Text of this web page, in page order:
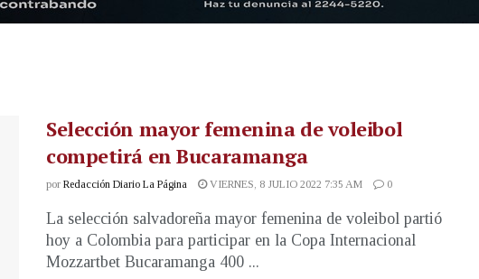
Selección mayor femenina de voleibol
competirá en Bucaramanga
por Redacción Diario La Página VIERNES, 8 JULIO 2022 7:35 AM 0
La selección salvadoreña mayor femenina de voleibol partió
hoy a Colombia para participar en la Copa Internacional
Mozzartbet Bucaramanga 400 ...